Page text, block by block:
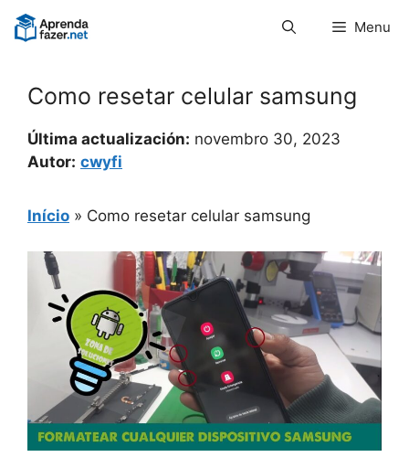
Pular
para
Menu
Como resetar celular samsung
Última actualización: novembro 30, 2023
Autor: cwyfi
Início » Como resetar celular samsung